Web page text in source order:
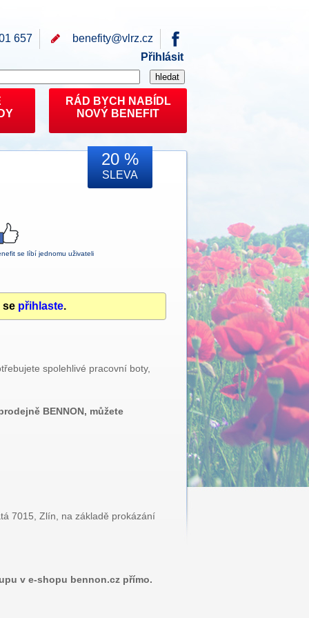
657 benefity@vlrz.cz
Přihlásit
RÁD BYCH NABÍDL
NOVÝ BENEFIT
20 %
SLEVA
se líbí jednomu uživateli
se přihlaste.
spolehlivé pracovní boty,
BENNON, můžete
7015, Zlín, na základě prokázání
v e-shopu bennon.cz přímo.